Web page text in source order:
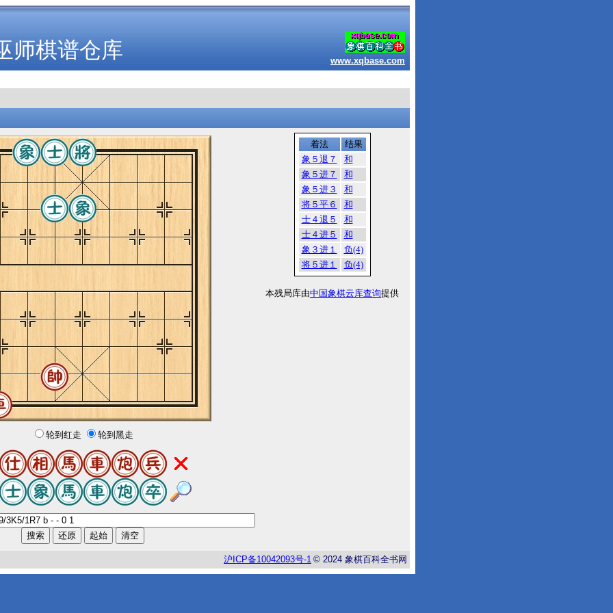
师棋谱仓库 www.xqbase.com
轮到红走 轮到黑走
着法
结果
象５退７
和
象５进７
和
象５进３
和
将５平６
和
士４退５
和
士４进５
和
象３进１
负(4)
将５进１
负(4)
本残局库由中国象棋云库查询提供
沪 ICP备10042093号-1 © 2024 象棋百科全书网